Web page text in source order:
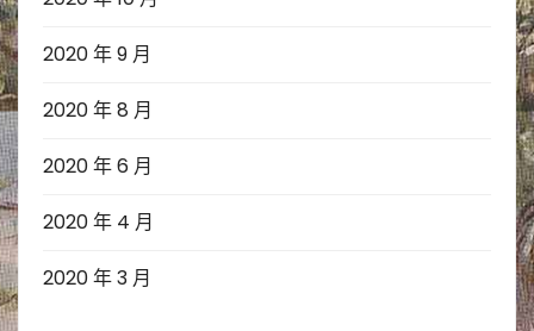
2020 年 9 月
2020 年 8 月
2020 年 6 月
2020 年 4 月
2020 年 3 月